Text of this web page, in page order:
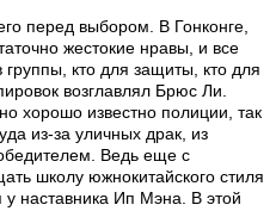
перед выбором. В Гонконге,
жестокие нравы, и все
кто для защиты, кто для
возглавлял Брюс Ли.
хорошо известно полиции, так
из-за уличных драк, из
Ведь еще с
школу южнокитайского стиля
наставника Ип Мэна. В этой